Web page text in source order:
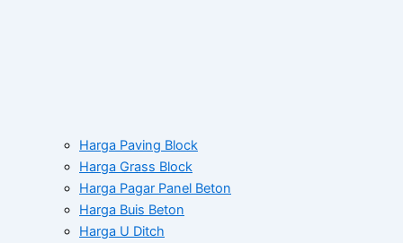
Harga Paving Block
Harga Grass Block
Harga Pagar Panel Beton
Harga Buis Beton
Harga U Ditch